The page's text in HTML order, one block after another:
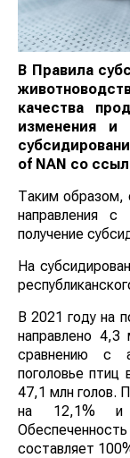
В Правила
качества
изменения и
of NAN со
Таким образом,
направления
получение
На
В 2021 году на
направлено
сравнению с
поголовье птиц
47,1 млн голов.
на 12,1% и
составляет